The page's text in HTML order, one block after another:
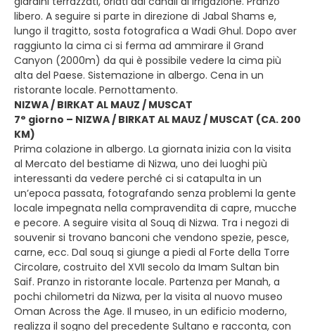
libero. A seguire si parte in direzione di Jabal Shams e,
lungo il tragitto, sosta fotografica a Wadi Ghul. Dopo aver
raggiunto la cima ci si ferma ad ammirare il Grand
Canyon (2000m) da qui è possibile vedere la cima più
alta del Paese. Sistemazione in albergo. Cena in un
ristorante locale. Pernottamento.
NIZWA / BIRKAT AL MAUZ / MUSCAT
7° giorno – NIZWA / BIRKAT AL MAUZ / MUSCAT (CA. 200
KM)
Prima colazione in albergo. La giornata inizia con la visita
al Mercato del bestiame di Nizwa, uno dei luoghi più
interessanti da vedere perché ci si catapulta in un
un’epoca passata, fotografando senza problemi la gente
locale impegnata nella compravendita di capre, mucche
e pecore. A seguire visita al Souq di Nizwa. Tra i negozi di
souvenir si trovano banconi che vendono spezie, pesce,
carne, ecc. Dal souq si giunge a piedi al Forte della Torre
Circolare, costruito del XVII secolo da Imam Sultan bin
Saif. Pranzo in ristorante locale. Partenza per Manah, a
pochi chilometri da Nizwa, per la visita al nuovo museo
Oman Across the Age. Il museo, in un edificio moderno,
realizza il sogno del precedente Sultano e racconta, con